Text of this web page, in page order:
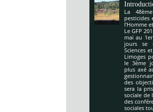
La
pesticides
l’Homme
Le GFP
mai au
jours se
Sciences
Limoges
le 3ème
plus axé
des
sera la
sociale de
des
sociales